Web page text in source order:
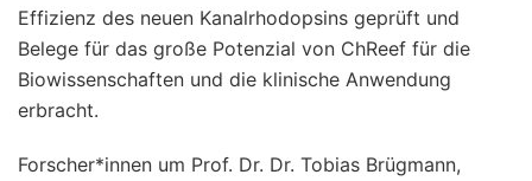
Effizienz des neuen Kanalrhodopsins geprüft und
Belege für das große Potenzial von ChReef für die
Biowissenschaften und die klinische Anwendung
erbracht.
Forscher*innen um Prof. Dr. Dr. Tobias Brügmann,